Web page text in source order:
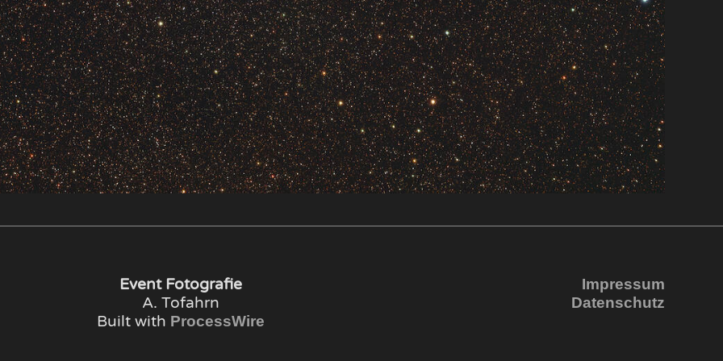
Event Fotografie
A. Tofahrn
Built with ProcessWire
Impressum
Datenschutz